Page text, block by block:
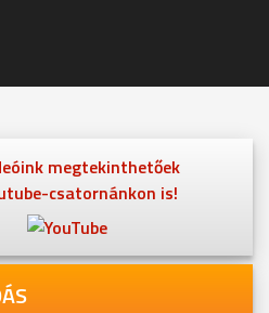
megtekinthetőek
csatornánkon is!